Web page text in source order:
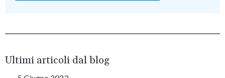
Ultimi articoli dal blog